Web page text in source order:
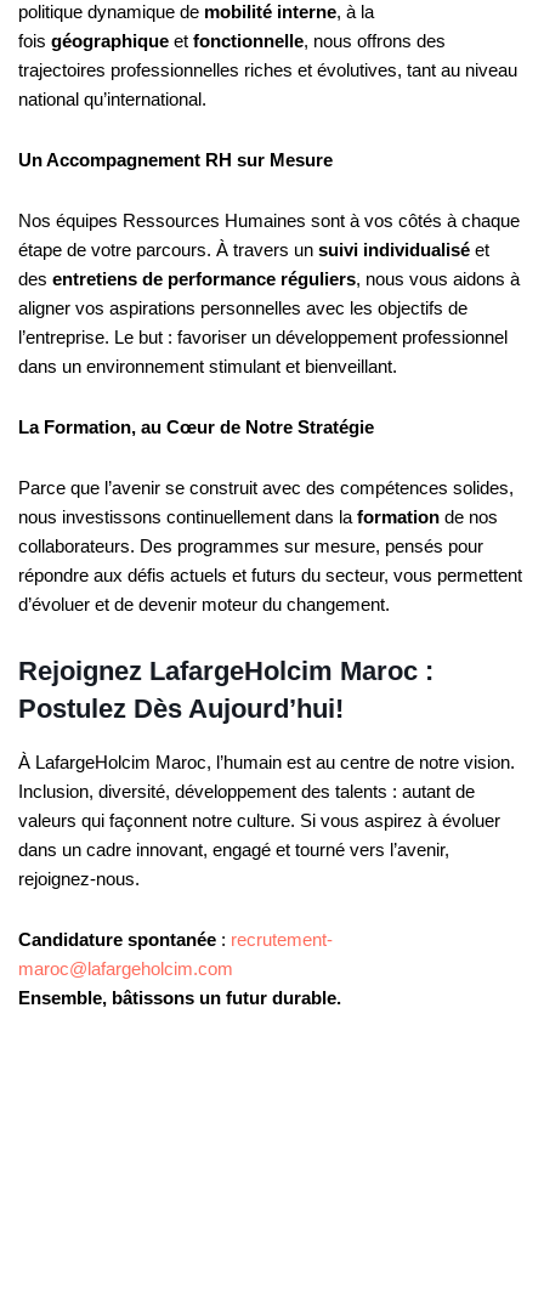
politique dynamique de mobilité interne, à la
fois géographique et fonctionnelle, nous offrons des
trajectoires professionnelles riches et évolutives, tant au niveau
national qu’international.
Un Accompagnement RH sur Mesure
Nos équipes Ressources Humaines sont à vos côtés à chaque
étape de votre parcours. À travers un suivi individualisé et
des entretiens de performance réguliers, nous vous aidons à
aligner vos aspirations personnelles avec les objectifs de
l’entreprise. Le but : favoriser un développement professionnel
dans un environnement stimulant et bienveillant.
La Formation, au Cœur de Notre Stratégie
Parce que l’avenir se construit avec des compétences solides,
nous investissons continuellement dans la formation de nos
collaborateurs. Des programmes sur mesure, pensés pour
répondre aux défis actuels et futurs du secteur, vous permettent
d’évoluer et de devenir moteur du changement.
Rejoignez LafargeHolcim Maroc :
Postulez Dès Aujourd’hui!
À LafargeHolcim Maroc, l’humain est au centre de notre vision.
Inclusion, diversité, développement des talents : autant de
valeurs qui façonnent notre culture. Si vous aspirez à évoluer
dans un cadre innovant, engagé et tourné vers l’avenir,
rejoignez-nous.
Candidature spontanée : recrutement-
maroc@lafargeholcim.com
Ensemble, bâtissons un futur durable.